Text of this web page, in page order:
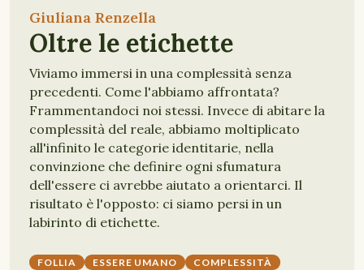
Giuliana Renzella
Oltre le etichette
Viviamo immersi in una complessità senza
precedenti. Come l'abbiamo affrontata?
Frammentandoci noi stessi. Invece di abitare la
complessità del reale, abbiamo moltiplicato
all'infinito le categorie identitarie, nella
convinzione che definire ogni sfumatura
dell'essere ci avrebbe aiutato a orientarci. Il
risultato è l'opposto: ci siamo persi in un
labirinto di etichette.
FOLLIA ESSERE UMANO COMPLESSITÀ